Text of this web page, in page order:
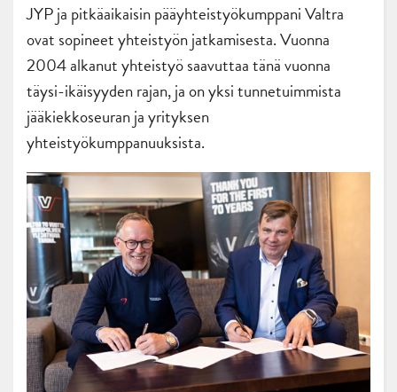
JYP ja pitkäaikaisin pääyhteistyökumppani Valtra
ovat sopineet yhteistyön jatkamisesta. Vuonna
2004 alkanut yhteistyö saavuttaa tänä vuonna
täysi-ikäisyyden rajan, ja on yksi tunnetuimmista
jääkiekkoseuran ja yrityksen
yhteistyökumppanuuksista.